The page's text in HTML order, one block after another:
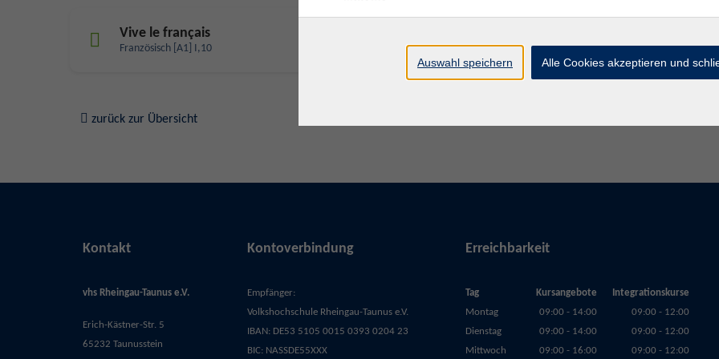
Vive le français
Französisch [A1] I,10
Mo.
Idstein
zurück zur Übersicht
Kontakt
vhs Rheingau-Taunus e.V.
Erich-Kästner-Str. 5
65232 Taunusstein
Kontoverbindung
Empfänger:
Volkshochschule Rheingau-Taunus e.V.
IBAN: DE53 5105 0015 0393 0204 23
BIC: NASSDE55XXX
Erreichbarkeit
Tag Kursangebote
Integrationskurse
Montag
09:00 - 14:00
09:00 - 12:00
Dienstag
09:00 - 14:00
09:00 - 12:00
Mittwoch
09:00 - 16:00 09:00 - 12:00
Auswahl speichern Alle Cookies akzeptieren und